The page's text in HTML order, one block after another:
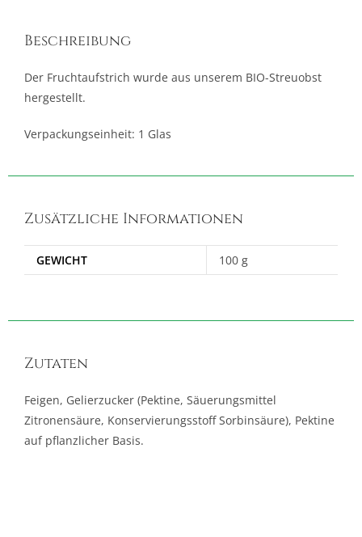
Beschreibung
Der Fruchtaufstrich wurde aus unserem BIO-Streuobst
hergestellt.
Verpackungseinheit: 1 Glas
Zusätzliche Informationen
GEWICHT 100 g
Zutaten
Feigen, Gelierzucker (Pektine, Säuerungsmittel
Zitronensäure, Konservierungsstoff Sorbinsäure), Pektine
auf pflanzlicher Basis.